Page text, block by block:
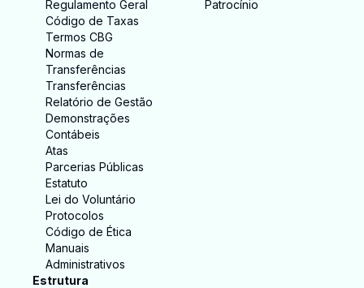
Regulamento Geral
Código de Taxas
Termos CBG
Normas de
Transferências
Transferências
Relatório de Gestão
Demonstrações
Contábeis
Atas
Parcerias Públicas
Estatuto
Lei do Voluntário
Protocolos
Código de Ética
Manuais
Administrativos
Estrutura
Patrocínio